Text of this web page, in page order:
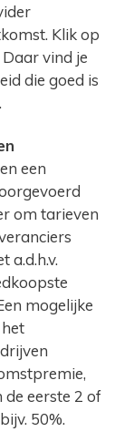
Klik op
Daar vind je
die goed is
een
om tarieven
a.d.h.v.
mogelijke
eerste 2 of
50%.